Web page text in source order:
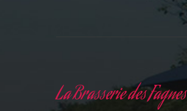
La Brasserie des Fagnes